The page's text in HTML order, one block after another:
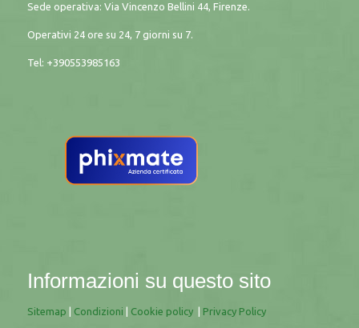
Sede operativa: Via Vincenzo Bellini 44, Firenze.
Operativi 24 ore su 24, 7 giorni su 7.
Tel: +390553985163
Informazioni su questo sito
Sitemap Condizioni Cookie policy Privacy Policy